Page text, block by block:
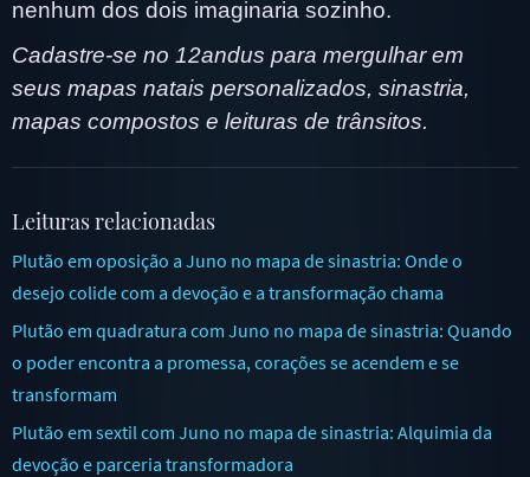
nenhum dos dois imaginaria sozinho.
Cadastre-se no 12andus para mergulhar em
seus mapas natais personalizados, sinastria,
mapas compostos e leituras de trânsitos.
Leituras relacionadas
Plutão em oposição a Juno no mapa de sinastria: Onde o
desejo colide com a devoção e a transformação chama
Plutão em quadratura com Juno no mapa de sinastria: Quando
o poder encontra a promessa, corações se acendem e se
transformam
Plutão em sextil com Juno no mapa de sinastria: Alquimia da
devoção e parceria transformadora